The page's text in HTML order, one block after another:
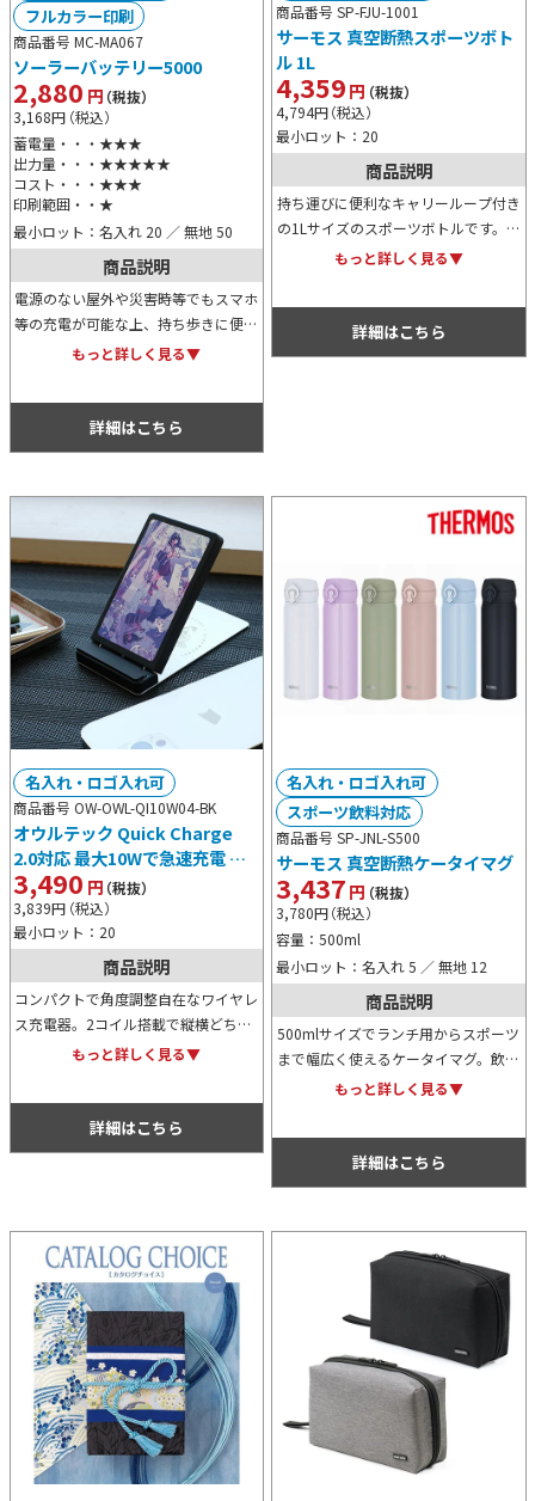
商品番号 MC-MA067
ソーラーバッテリー5000
2,880 円（税抜）
3,168円（税込）
蓄電量・・・★★★
出力量・・・★★★★★
コスト・・・★★★
印刷範囲・・★
最小ロット：名入れ 20 ／ 無地 50
フルカラー印刷
商品説明
電源のない屋外や災害時等でもスマホ
等の充電が可能な上、持ち歩きに便利
なコンパクトサイズなソーラーバッテ
キャンペーンのノベルティにもおすす
もっと詳しく見る▼
詳細はこちら
商品番号 SP-FJU-1001
サーモス 真空断熱スポーツボト
ル 1L
4,359円（税抜）
4,794円（税込）
最小ロット：20
商品説明
持ち運びに便利なキャリーループ付き
の1Lサイズのスポーツボトルです。真
空断熱構造で冷たさを長時間キープ。
広いシーンで活躍します。
もっと詳しく見る▼
詳細はこちら
商品番号 OW-OWL-QI10W04-BK
オウルテック Quick Charge
2.0対応 最大10Wで急速充電 卓
上スタンド型 Qi ワイヤレス充電
器スタンド
3,490 円（税抜）
3,839円（税込）
最小ロット：20
名入れ・ロゴ入れ可
商品説明
コンパクトで角度調整自在なワイヤレ
ス充電器。2コイル搭載で縦横どちら
でも充電でき、QC2.0に対応していま
LED、2年保証付き。
もっと詳しく見る▼
詳細はこちら
商品番号 SP-JNL-S500
サーモス 真空断熱ケータイマグ
3,437円（税抜）
3,780円（税込）
容量：500ml
最小ロット：名入れ 5 ／ 無地 12
名入れ・ロゴ入れ可
スポーツ飲料対応
商品説明
500mlサイズでランチ用からスポーツ
まで幅広く使えるケータイマグ。飲み
口の形状は唇にフィットしやすいため
分解でき食洗機にも対応しておりま
もっと詳しく見る▼
詳細はこちら